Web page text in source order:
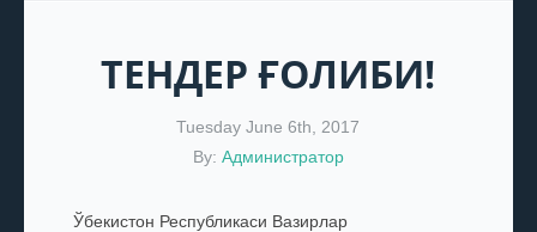
ТЕНДЕР ҒОЛИБИ!
Tuesday June 6th, 2017
By: Администратор
Ўбекистон Республикаси Вазирлар